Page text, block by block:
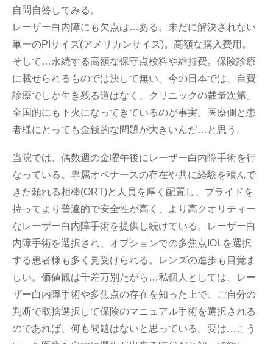
自問自答してみる。
レーザー白内障にも欠点は…ある。未だに解決されない
単一のPIサイズ(アメリカンサイズ)。高額な購入費用。
そして…永続する高額な保守点検料や維持費。保険診療
に載せられるものでは決して無い。今の日本では、自費
診療でしか生き残る道はなく、クリニックの裁量次第。
全国的にも下火になってきているのが事実。医療側と患
者様にとっても金銭的な問題が大きいんだ…と思う。
当院では、偶数週の金曜午後にレーザー白内障手術を行
なっている。専属オペナースの存在や共に経験を積んで
きた頼れる相棒(ORT)と人員を厚く配置し、プライドを
持ってより普遍的で安全性が高く、より高クオリティー
なレーザー白内障手術を提供し続けている。レーザー白
内障手術を選択され、オプションでの多焦点IOLを選択
する患者様も多く見受けられる。レンズの進歩も目覚ま
しい。価値観は千差万別たがら…私個人としては、レー
ザー白内障手術や多焦点の存在を知った上で、ご自分の
判断で取捨選択して保険のマニュアル手術を選択される
のであれば、何も問題はないと思っている。要は…こう